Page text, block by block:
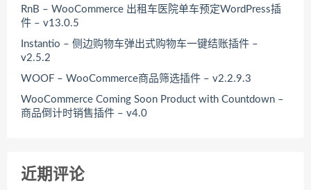
RnB – WooCommerce 出租车医院单车预定WordPress插
件 – v13.0.5
Instantio – 侧边购物车弹出式购物车一键结账插件 –
v2.5.2
WOOF – WooCommerce商品筛选插件 – v2.2.9.3
WooCommerce Coming Soon Product with Countdown –
商品倒计时销售插件 – v4.0
近期评论